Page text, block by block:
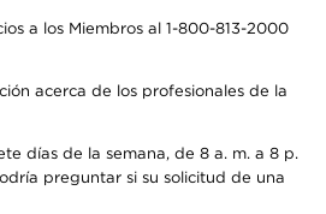
a los Miembros al 1-800-813-2000
acerca de los profesionales de la
días de la semana, de 8 a. m. a 8 p.
preguntar si su solicitud de una